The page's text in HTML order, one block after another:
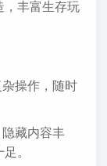
，丰富生存玩
操作，随时
藏内容丰
。